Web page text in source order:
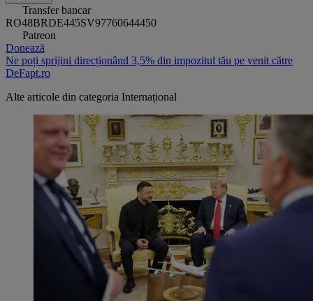
Transfer bancar
RO48BRDE445SV97760644450
Patreon
Donează
Ne poți sprijini direcționând 3,5% din impozitul tău pe venit către
DeFapt.ro
Alte articole din categoria Internațional